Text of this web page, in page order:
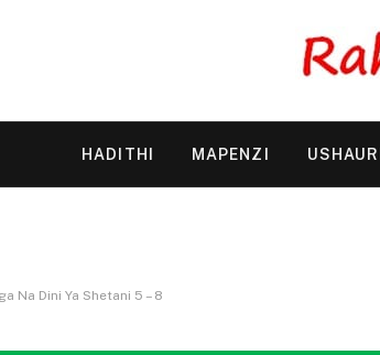
HADITHI MAPENZI USHAURI
Na Dini Ya Shetani 5 – 8